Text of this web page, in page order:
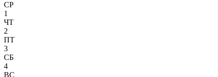
СР
1
ЧТ
2
ПТ
3
СБ
4
ВС